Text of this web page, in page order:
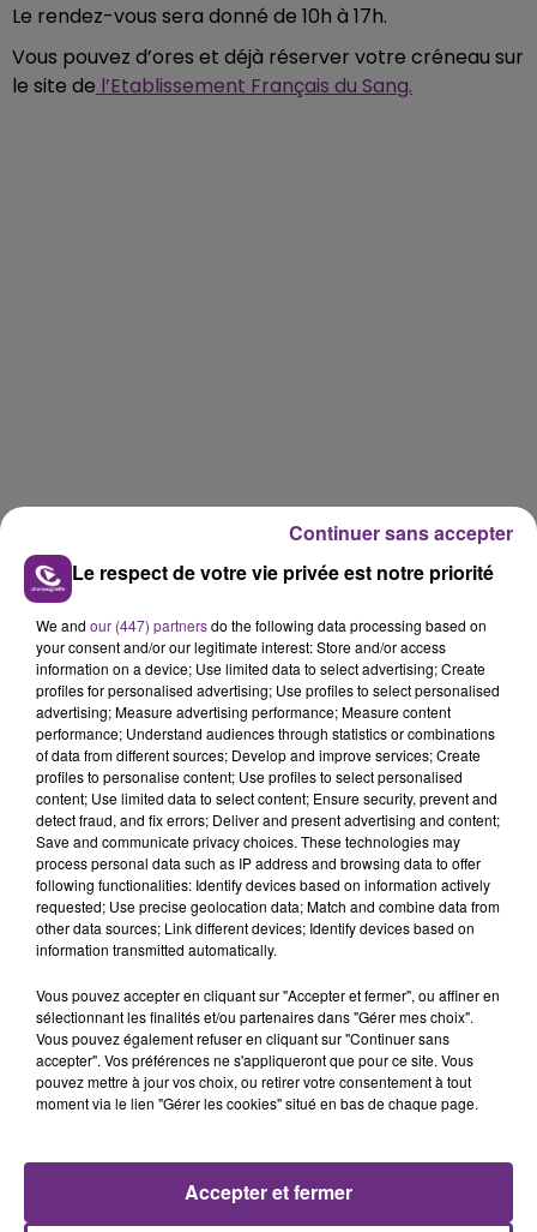
Le rendez-vous sera donné de 10h à 17h.
Vous pouvez d’ores et déjà réserver votre créneau sur
le site de l’Etablissement Français du Sang.
FIL D'ACTU
14h39
L'INSPECTION DU TRAVAIL RAPPELLE À
L'ORDRE SUR LES CONDITIONS DE...
Alors que les dates de début des vendange 2026
s'est avéré être plus précoce que prévu,
les conditions de...
UN FEU DE REMORQUE BLOQUE LA
CIRCULATION DANS LES ARDENNES
Le respect de votre vie privée est notre priorité
We and our (447) partnersdo the following data processing based on
your consent and/or our legitimate interest: Store and/or access
information on a device; Use limited data to select advertising; Create
profiles for personalised advertising; Use profiles to select personalised
advertising; Measure advertising performance; Measure content
performance; Understand audiences through statistics or combinations
of data from different sources; Develop and improve services; Create
profiles to personalise content; Use profiles to select personalised
content; Use limited data to select content; Ensure security, prevent and
detect fraud, and fix errors; Deliver and present advertising and content;
Save and communicate privacy choices. These technologies may
process personal data such as IP address and browsing data to offer
following functionalities: Identify devices based on information actively
requested; Use precise geolocation data; Match and combine data from
other data sources; Link different devices; Identify devices based on
information transmitted automatically.
Vous pouvez accepter en cliquant sur "Accepter et fermer", ou affiner en
sélectionnant les finalités et/ou partenaires dans "Gérer mes choix".
Vous pouvez également refuser en cliquant sur "Continuer sans
accepter". Vos préférences ne s'appliqueront que pour ce site. Vous
pouvez mettre à jour vos choix, ou retirer votre consentement à tout
moment via le lien "Gérer les cookies" situé en bas de chaque page.
Accepter et fermer
Continuer sans accepter